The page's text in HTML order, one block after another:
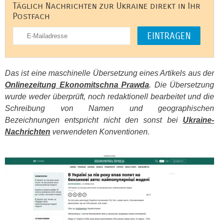
Täglich Nachrichten zur Ukraine direkt in Ihr
Postfach
Das ist eine maschinelle Übersetzung eines Artikels aus der
Onlinezeitung Ekonomitschna Prawda. Die Übersetzung
wurde weder überprüft, noch redaktionell bearbeitet und die
Schreibung von Namen und geographischen
Bezeichnungen entspricht nicht den sonst bei Ukraine-
Nachrichten verwendeten Konventionen.